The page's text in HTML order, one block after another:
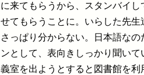
に来てもらうから、スタンバイ
せてもらうことに。いらした先生
さっぱり分からない。日本語な
ンとして、表向きしっかり聞い
義室を出ようとすると図書館を